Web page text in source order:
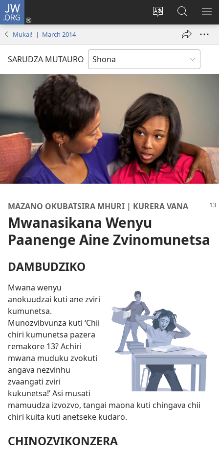
JW.ORG
Chinja
mutauro
Pinda
(opens
Tsvaga
paJW.ORG
Mukai! | March 2014
SARUDZA MUTAURO
MAZANO OKUBATSIRA MHURI | KURERA VANA
Mwanasikana Wenyu
Paanenge Aine Zvinomunetsa
DAMBUDZIKO
Mwana wenyu
anokuudzai kuti ane zviri
kumunetsa.
Munozvibvunza kuti ‘Chii
chiri kumunetsa pazera
remakore 13? Achiri
mwana muduku zvokuti
angava nezvinhu
zvaangati zviri
kukunetsa!’ Asi musati
mamuudza izvozvo, tangai maona kuti chingava chii
chiri kuita kuti anetseke kudaro.
CHINOZVIKONZERA